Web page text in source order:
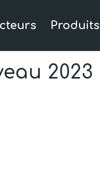
Produits
2023